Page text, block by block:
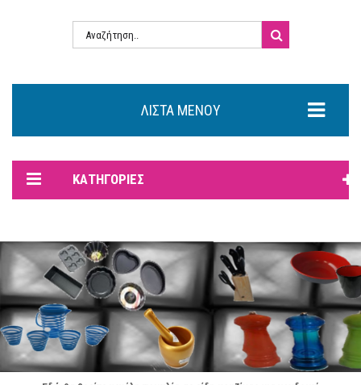
ΛΊΣΤΑ ΜΕΝΟΎ
ΚΑΤΗΓΟΡΊΕΣ